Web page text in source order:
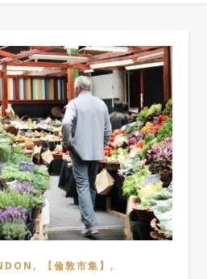
, 【倫敦市集】 ,